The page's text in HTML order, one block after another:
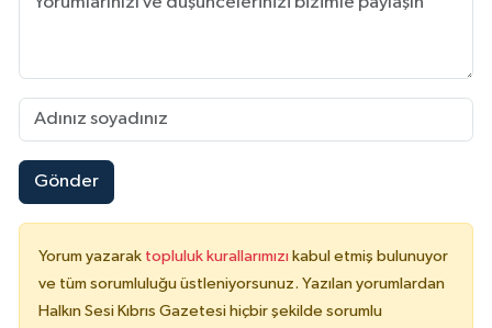
Gönder
Yorum yazarak topluluk kurallarımızı kabul etmiş bulunuyor
ve tüm sorumluluğu üstleniyorsunuz. Yazılan yorumlardan
Halkın Sesi Kıbrıs Gazetesi hiçbir şekilde sorumlu